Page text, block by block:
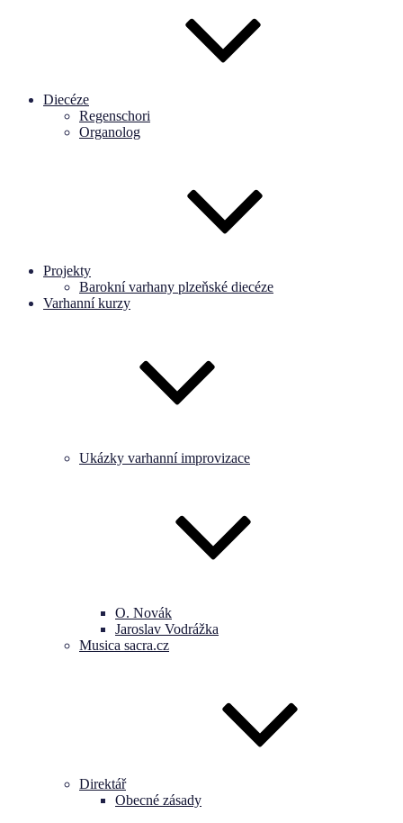
Diecéze
Regenschori
Organolog
Projekty
Barokní varhany plzeňské diecéze
Varhanní kurzy
Ukázky varhanní improvizace
O. Novák
Jaroslav Vodrážka
Musica sacra.cz
Direktář
Obecné zásady